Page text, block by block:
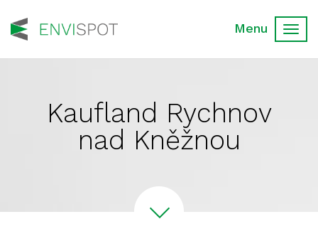
Kaufland Rychnov
nad Kněžnou